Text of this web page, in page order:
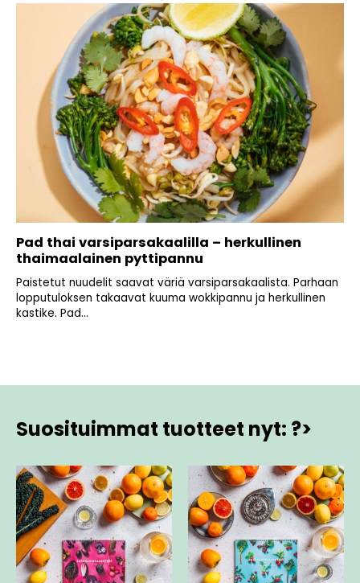
Pad thai varsiparsakaalilla – herkullinen
thaimaalainen pyttipannu
Paistetut nuudelit saavat väriä varsiparsakaalista. Parhaan
lopputuloksen takaavat kuuma wokkipannu ja herkullinen
kastike. Pad...
Suosituimmat tuotteet nyt: ?>